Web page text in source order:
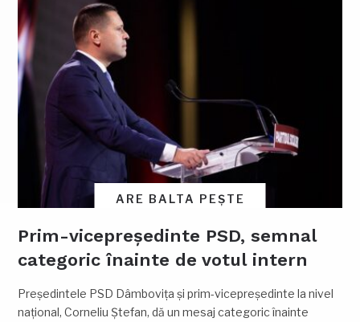
ARE BALTA PEȘTE
Prim-vicepreședinte PSD, semnal
categoric înainte de votul intern
Președintele PSD Dâmbovița și prim-vicepreședinte la nivel
național, Corneliu Ștefan, dă un mesaj categoric înainte